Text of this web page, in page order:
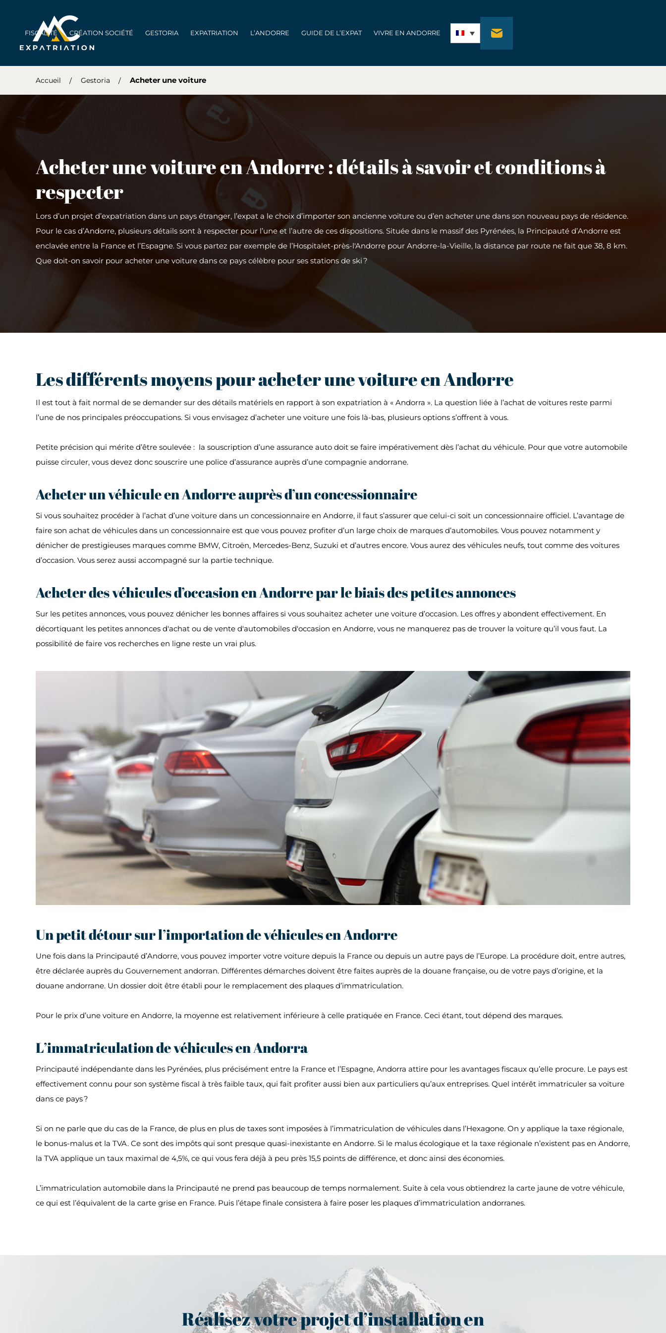
FISCALITÉ CRÉATION SOCIÉTÉ GESTORIA EXPATRIATION L’ANDORRE GUIDE DE L’EXPAT VIVRE EN ANDORRE
Accueil Gestoria Acheter une voiture
Acheter une voiture en Andorre : détails à savoir et conditions à
respecter
Lors d’un projet d’expatriation dans un pays étranger, l’expat a le choix d’importer son ancienne voiture ou d’en acheter une dans son nouveau pays de résidence.
Pour le cas d’Andorre, plusieurs détails sont à respecter pour l’une et l’autre de ces dispositions. Située dans le massif des Pyrénées, la Principauté d’Andorre est
enclavée entre la France et l’Espagne. Si vous partez par exemple de l’Hospitalet-près-l'Andorre pour Andorre-la-Vieille, la distance par route ne fait que 38, 8 km.
Que doit-on savoir pour acheter une voiture dans ce pays célèbre pour ses stations de ski ?
Les différents moyens pour acheter une voiture en Andorre
Il est tout à fait normal de se demander sur des détails matériels en rapport à son expatriation à « Andorra ». La question liée à l’achat de voitures reste parmi
l’une de nos principales préoccupations. Si vous envisagez d’acheter une voiture une fois là-bas, plusieurs options s’offrent à vous.
Petite précision qui mérite d’être soulevée : la souscription d’une assurance auto doit se faire impérativement dès l’achat du véhicule. Pour que votre automobile
puisse circuler, vous devez donc souscrire une police d’assurance auprès d’une compagnie andorrane.
Acheter un véhicule en Andorre auprès d’un concessionnaire
Si vous souhaitez procéder à l’achat d’une voiture dans un concessionnaire en Andorre, il faut s’assurer que celui-ci soit un concessionnaire officiel. L’avantage de
faire son achat de véhicules dans un concessionnaire est que vous pouvez profiter d’un large choix de marques d’automobiles. Vous pouvez notamment y
dénicher de prestigieuses marques comme BMW, Citroën, Mercedes-Benz, Suzuki et d’autres encore. Vous aurez des véhicules neufs, tout comme des voitures
d’occasion. Vous serez aussi accompagné sur la partie technique.
Acheter des véhicules d’occasion en Andorre par le biais des petites annonces
Sur les petites annonces, vous pouvez dénicher les bonnes affaires si vous souhaitez acheter une voiture d’occasion. Les offres y abondent effectivement. En
décortiquant les petites annonces d'achat ou de vente d'automobiles d'occasion en Andorre, vous ne manquerez pas de trouver la voiture qu’il vous faut. La
possibilité de faire vos recherches en ligne reste un vrai plus.
Un petit détour sur l’importation de véhicules en Andorre
Une fois dans la Principauté d’Andorre, vous pouvez importer votre voiture depuis la France ou depuis un autre pays de l’Europe. La procédure doit, entre autres,
être déclarée auprès du Gouvernement andorran. Différentes démarches doivent être faites auprès de la douane française, ou de votre pays d’origine, et la
douane andorrane. Un dossier doit être établi pour le remplacement des plaques d’immatriculation.
Pour le prix d’une voiture en Andorre, la moyenne est relativement inférieure à celle pratiquée en France. Ceci étant, tout dépend des marques.
L’immatriculation de véhicules en Andorra
Principauté indépendante dans les Pyrénées, plus précisément entre la France et l’Espagne, Andorra attire pour les avantages fiscaux qu’elle procure. Le pays est
effectivement connu pour son système fiscal à très faible taux, qui fait profiter aussi bien aux particuliers qu’aux entreprises. Quel intérêt immatriculer sa voiture
dans ce pays ?
Si on ne parle que du cas de la France, de plus en plus de taxes sont imposées à l’immatriculation de véhicules dans l’Hexagone. On y applique la taxe régionale,
le bonus-malus et la TVA. Ce sont des impôts qui sont presque quasi-inexistante en Andorre. Si le malus écologique et la taxe régionale n’existent pas en Andorre,
la TVA applique un taux maximal de 4,5%, ce qui vous fera déjà à peu près 15,5 points de différence, et donc ainsi des économies.
L’immatriculation automobile dans la Principauté ne prend pas beaucoup de temps normalement. Suite à cela vous obtiendrez la carte jaune de votre véhicule,
ce qui est l’équivalent de la carte grise en France. Puis l’étape finale consistera à faire poser les plaques d’immatriculation andorranes.
Réalisez votre projet d’installation en